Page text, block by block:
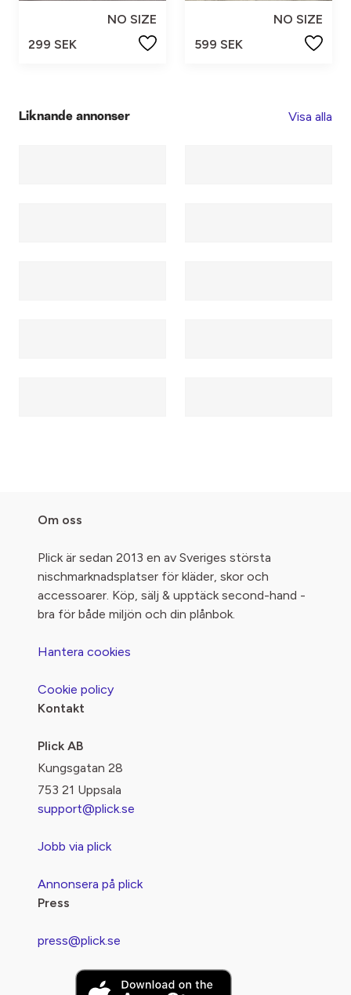
NO SIZE
299 SEK
NO SIZE
599 SEK
Liknande annonser Visa alla
Om oss
Plick är sedan 2013 en av Sveriges största
nischmarknadsplatser för kläder, skor och
accessoarer. Köp, sälj & upptäck second-hand -
bra för både miljön och din plånbok.
Hantera cookies
Cookie policy
Kontakt
Plick AB
Kungsgatan 28
753 21 Uppsala
support@plick.se
Jobb via plick
Annonsera på plick
Press
press@plick.se